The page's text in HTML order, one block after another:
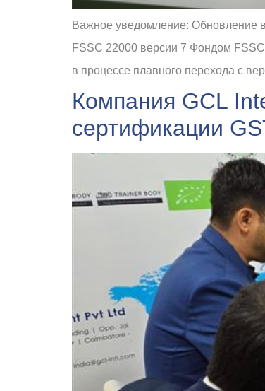
Важное уведомление: Обновление
FSSC 22000 версии 7 Фондом
в процессе плавного перехода с
Компания GCL
сертификации